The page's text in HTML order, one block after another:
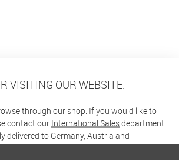
VISITING OUR WEBSITE.
through our shop. If you would like to
contact our International Salesdepartment.
delivered to Germany, Austria and